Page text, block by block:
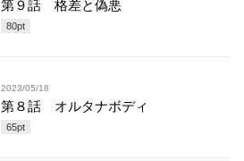
第９話 格差と偽悪
80pt
2023/05/18
第８話 オルタナボディ
65pt